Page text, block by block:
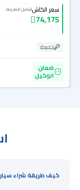
سعر الكاش(شامل الضريبة)
74,175
جديدة
ضمان
الوكيل
كيف طريقة شراء